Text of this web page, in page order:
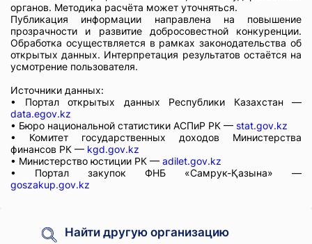
органов. Методика расчёта может уточняться.
Публикация информации направлена на повышение
прозрачности и развитие добросовестной конкуренции.
Обработка осуществляется в рамках законодательства об
открытых данных. Интерпретация результатов остаётся на
усмотрение пользователя.
Источники данных:
• Портал открытых данных Республики Казахстан —
data.egov.kz
• Бюро национальной статистики АСПиР РК — stat.gov.kz
• Комитет государственных доходов Министерства
финансов РК — kgd.gov.kz
• Министерство юстиции РК — adilet.gov.kz
• Портал закупок ФНБ «Самрук-Қазына» —
goszakup.gov.kz
Найти другую организацию